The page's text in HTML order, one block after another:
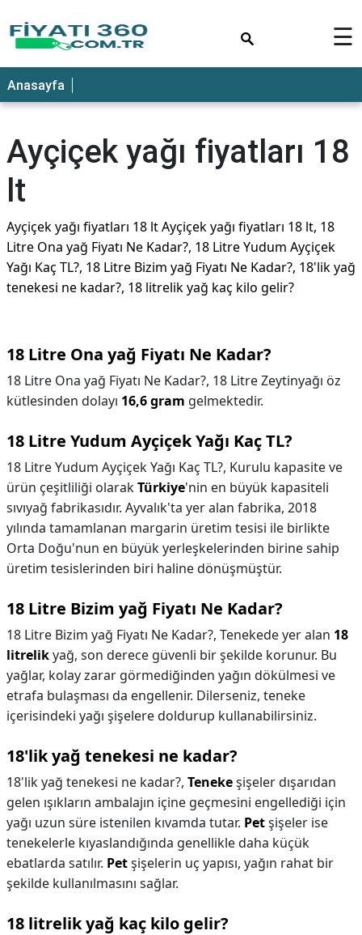
☰
Anasayfa
Ayçiçek yağı fiyatları 18
lt
Ayçiçek yağı fiyatları 18 lt Ayçiçek yağı fiyatları 18 lt, 18
Litre Ona yağ Fiyatı Ne Kadar?, 18 Litre Yudum Ayçiçek
Yağı Kaç TL?, 18 Litre Bizim yağ Fiyatı Ne Kadar?, 18'lik yağ
tenekesi ne kadar?, 18 litrelik yağ kaç kilo gelir?
18 Litre Ona yağ Fiyatı Ne Kadar?
18 Litre Ona yağ Fiyatı Ne Kadar?, 18 Litre Zeytinyağı öz
kütlesinden dolayı 16,6 gram gelmektedir.
18 Litre Yudum Ayçiçek Yağı Kaç TL?
18 Litre Yudum Ayçiçek Yağı Kaç TL?, Kurulu kapasite ve
ürün çeşitliliği olarakTürkiye'nin en büyük kapasiteli
sıvıyağ fabrikasıdır. Ayvalık'ta yer alan fabrika, 2018
yılında tamamlanan margarin üretim tesisi ile birlikte
Orta Doğu'nun en büyük yerleşkelerinden birine sahip
üretim tesislerinden biri haline dönüşmüştür.
18 Litre Bizim yağ Fiyatı Ne Kadar?
18 Litre Bizim yağ Fiyatı Ne Kadar?, Tenekede yer alan 18
litrelikyağ, son derece güvenli bir şekilde korunur. Bu
yağlar, kolay zarar görmediğinden yağın dökülmesi ve
etrafa bulaşması da engellenir. Dilerseniz, teneke
içerisindeki yağı şişelere doldurup kullanabilirsiniz.
18'lik yağ tenekesi ne kadar?
18'lik yağ tenekesi ne kadar?, Tenekeşişeler dışarıdan
gelen ışıkların ambalajın içine geçmesini engellediği için
yağı uzun süre istenilen kıvamda tutar. Petşişeler ise
tenekelerle kıyaslandığında genellikle daha küçük
ebatlarda satılır. Petşişelerin uç yapısı, yağın rahat bir
şekilde kullanılmasını sağlar.
18 litrelik yağ kaç kilo gelir?